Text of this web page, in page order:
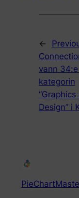
←
vann
kategorin
“Graphics
Design” i